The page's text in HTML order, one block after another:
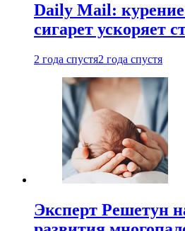
Daily Mail:
сигарет ускоряет
2 года спустя2 года спустя
Эксперт Решетун